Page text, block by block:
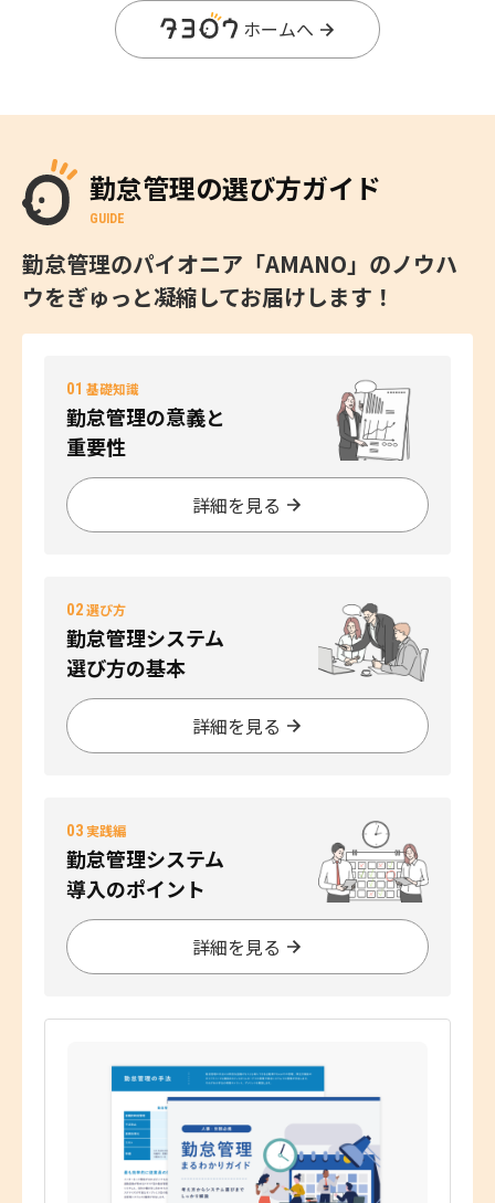
ホームへ
勤怠管理の選び方ガイド
GUIDE
勤怠管理のパイオニア「AMANO」のノウハ
ウをぎゅっと凝縮してお届けします！
01 基礎知識
勤怠管理の意義と
重要性
詳細を見る
02選び方
勤怠管理システム
選び方の基本
詳細を見る
03実践編
勤怠管理システム
導入のポイント
詳細を見る